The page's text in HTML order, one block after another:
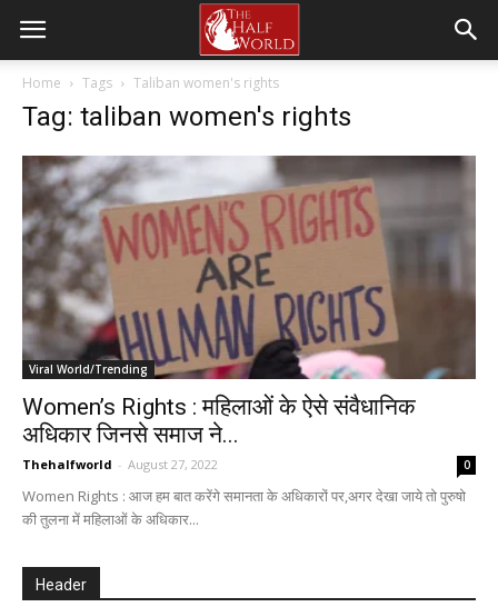
Home Tags Taliban women's rights
Tag: taliban women's rights
Viral World/Trending
Women’s Rights : महिलाओं के ऐसे संवैधानिक
अधिकार जिनसे समाज ने...
Thehalfworld - August 27, 2022 0
Women Rights : आज हम बात करेंगे समानता के अधिकारों पर,अगर देखा जाये तो पुरुषो
की तुलना में महिलाओं के अधिकार...
Header